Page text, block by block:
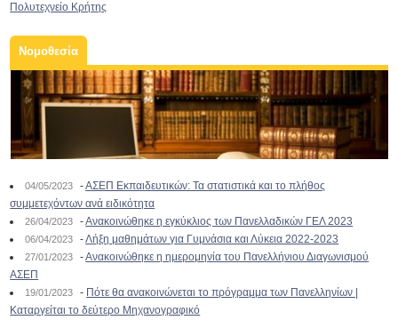
Πολυτεχνείο Κρήτης
Νομοθεσία
04/05/2023 -ΑΣΕΠ Εκπαιδευτικών: Τα στατιστικά και το πλήθος
συμμετεχόντων ανά ειδικότητα
26/04/2023 -Ανακοινώθηκε η εγκύκλιος των Πανελλαδικών ΓΕΛ 2023
06/04/2023 -Λήξη μαθημάτων για Γυμνάσια και Λύκεια 2022-2023
27/01/2023 -Ανακοινώθηκε η ημερομηνία του Πανελλήνιου Διαγωνισμού
ΑΣΕΠ
19/01/2023 - Πότε θα ανακοινώνεται το πρόγραμμα των Πανελληνίων |
Καταργείται το δεύτερο Μηχανογραφικό